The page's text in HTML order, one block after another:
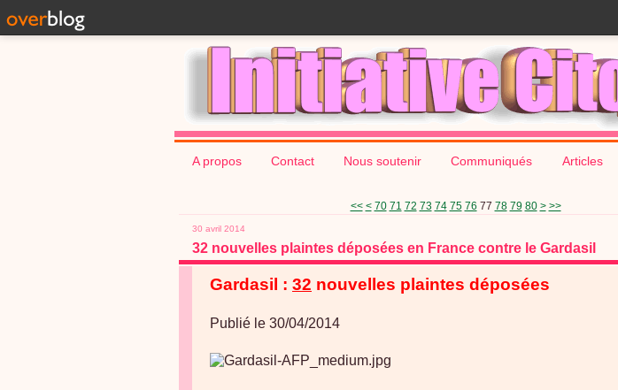
A propos Contact Nous soutenir Communiqués Articles
<< < 10
20
30
40
50
60
70 71 72 73 74 75 76 77 78 79 80 90
100
200
> >>
30 avril 2014
32 nouvelles plaintes déposées en France contre le Gardasil
Gardasil : 32 nouvelles plaintes déposées
Publié le 30/04/2014